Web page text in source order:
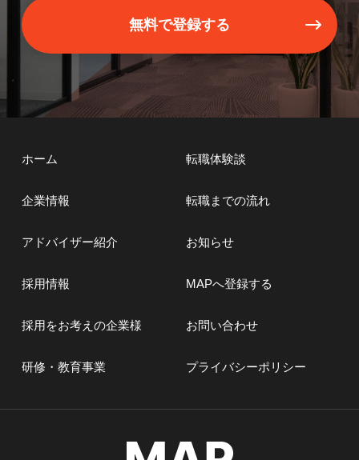
無料で登録する
ホーム
企業情報
アドバイザー紹介
転職体験談
転職までの流れ
お知らせ
採用情報
採用をお考えの企業様
研修・教育事業
MAPへ登録する
お問い合わせ
プライバシーポリシー